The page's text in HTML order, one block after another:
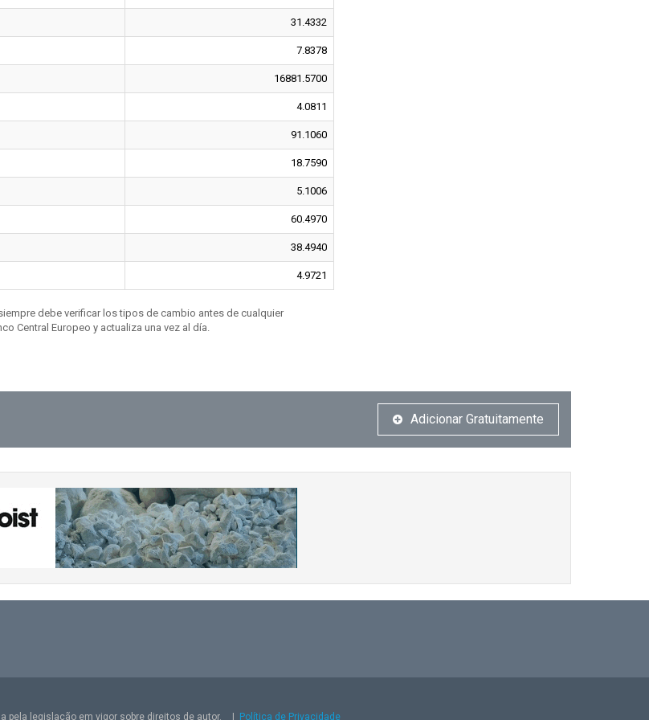
31.4332
7.8378
16881.5700
4.0811
91.1060
18.7590
5.1006
60.4970
38.4940
4.9721
debe verificar los tipos de cambio antes de cualquier
Central Europeo y actualiza una vez al día.
Adicionar Gratuitamente
pela legislação em vigor sobre direitos de autor. Política de Privacidade